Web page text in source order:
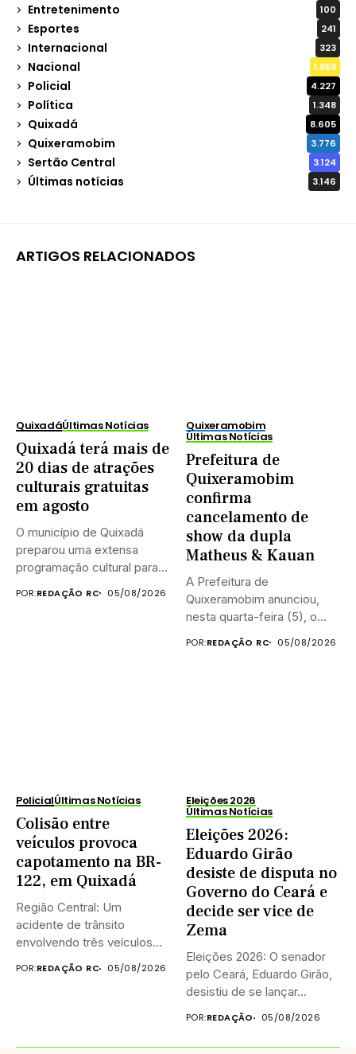
Entretenimento 100
Esportes 241
Internacional 323
Nacional 1.959
Policial 4.227
Política 1.348
Quixadá 8.605
Quixeramobim 3.776
Sertão Central 3.124
Últimas notícias 3.146
ARTIGOS RELACIONADOS
QuixadáÚltimas Notícias
Quixadá terá mais de
20 dias de atrações
culturais gratuitas
em agosto
O município de Quixadá
preparou uma extensa
programação cultural para
POR:REDAÇÃO RC 05/08/2026
Quixeramobim
Últimas Notícias
Prefeitura de
Quixeramobim
confirma
cancelamento de
show da dupla
Matheus & Kauan
A Prefeitura de
Quixeramobim anunciou,
nesta quarta-feira (5), o
POR:REDAÇÃO RC 05/08/2026
PolicialÚltimas Notícias
Colisão entre
veículos provoca
capotamento na BR-
122, em Quixadá
Região Central: Um
acidente de trânsito
envolvendo três veículos
provocou a interdição...
POR:REDAÇÃO RC 05/08/2026
Eleições 2026
Últimas Notícias
Eleições 2026:
Eduardo Girão
desiste de disputa no
Governo do Ceará e
decide ser vice de
Zema
Eleições 2026: O senador
pelo Ceará, Eduardo Girão,
desistiu de se lançar...
POR:REDAÇÃO 05/08/2026